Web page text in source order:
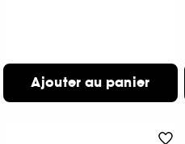
Ajouter au panier